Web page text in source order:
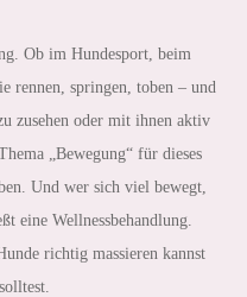
Ob im Hundesport, beim
rennen, springen, toben – und
zusehen oder mit ihnen aktiv
„Bewegung“ für dieses
Und wer sich viel bewegt,
eine Wellnessbehandlung.
richtig massieren kannst